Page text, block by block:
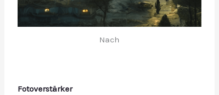
Nach
Fotoverstärker